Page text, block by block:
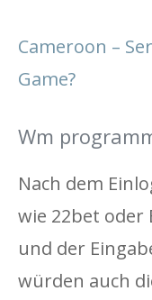
Cameroon –
Game?
Wm
Nach dem
wie 22bet oder
und der
würden auch